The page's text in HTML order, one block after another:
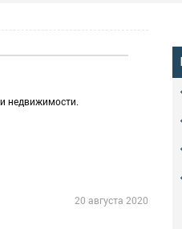
недвижимости.
20 августа 2020